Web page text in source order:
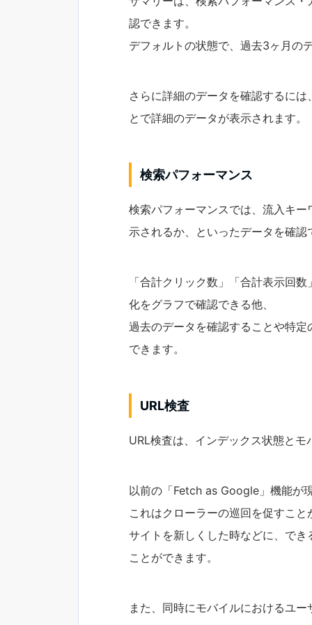
認できます。
デフォルトの状態で、過去3ヶ月の
さらに詳細のデータを確認するに
とで詳細のデータが表示されます。
検索パフォーマンス
検索パフォーマンスでは、流入キ
示されるか、といったデータを確認
「合計クリック数」「合計表示回
化をグラフで確認できる他、
過去のデータを確認することや特
できます。
URL検査
URL検査は、インデックス状態と
以前の「Fetch as Google」機能が
これはクローラーの巡回を促すこと
サイトを新しくした時などに、で
ことができます。
また、同時にモバイルにおけるユ